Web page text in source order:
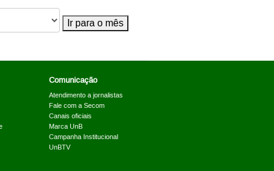
Ir para o mês
Comunicação
Atendimento a jornalistas
Fale com a Secom
Canais oficiais
Marca UnB
Campanha Institucional
UnBTV